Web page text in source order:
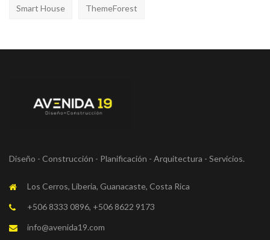
Smart House ThemeForest
Diseño - Construcción - Planificación - Arquitectura - Servicios.
Los Cerros, Liberia, Guanacaste, Costa Rica
+506 8333 0896, +506 8622 9173
info@avenida19.com